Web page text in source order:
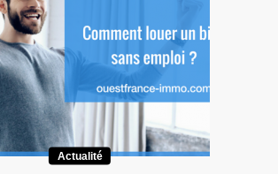
Actualité